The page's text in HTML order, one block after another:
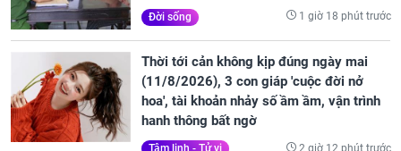
Đời sống 1 giờ 18 phút trước
Thời tới cản không kịp đúng ngày mai
(11/8/2026), 3 con giáp 'cuộc đời nở
hoa', tài khoản nhảy số ầm ầm, vận trình
hanh thông bất ngờ
2 giờ 12 phút trước